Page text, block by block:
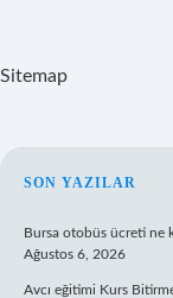
Sitemap
SON YAZILAR
Bursa otobüs ücreti ne
Ağustos 6, 2026
Avcı eğitimi Kurs